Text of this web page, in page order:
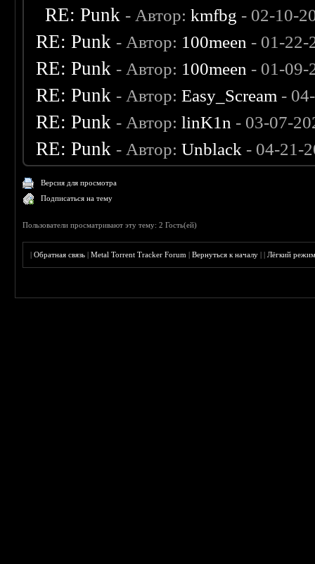
RE: Punk - Автор:kmfbg - 02-10-
RE: Punk - Автор: 100meen - 01-22-
RE: Punk - Автор: 100meen - 01-09-
RE: Punk - Автор:Easy_Scream -
RE: Punk - Автор:linK1n - 03-07-
RE: Punk - Автор:Unblack - 04-21-
Версия для просмотра
Подписаться на тему
Пользователи просматривают эту тему: 2 Гость(ей)
|Обратная связь |Metal Torrent Tracker Forum |Вернуться к началу ||Лёгкий